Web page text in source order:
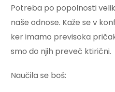
Potreba po popolnosti
naše odnose. Kaže se v
ker imamo previsoka
smo do njih preveč ktirični.
Naučila se boš: